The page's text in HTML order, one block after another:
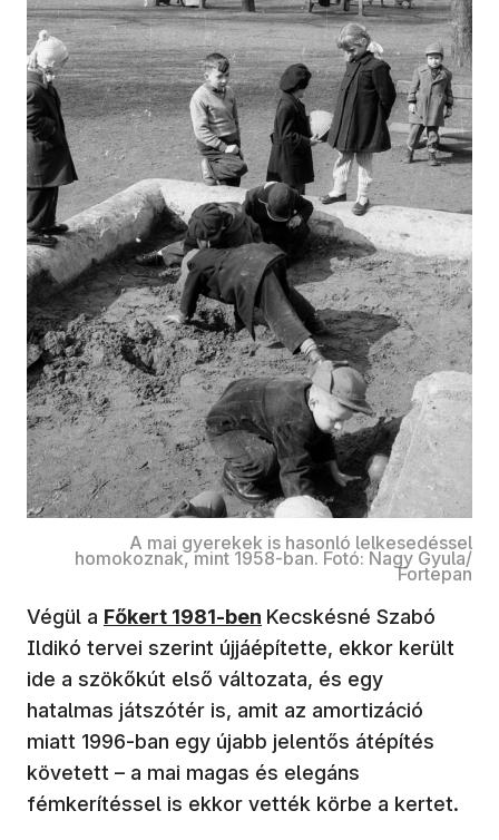
A mai gyerekek is hasonló lelkesedéssel
homokoznak, mint 1958-ban. Fotó: Nagy Gyula/
Fortepan
Végül a Főkert 1981-ben Kecskésné Szabó
Ildikó tervei szerint újjáépítette, ekkor került
ide a szökőkút első változata, és egy
hatalmas játszótér is, amit az amortizáció
miatt 1996-ban egy újabb jelentős átépítés
követett – a mai magas és elegáns
fémkerítéssel is ekkor vették körbe a kertet.